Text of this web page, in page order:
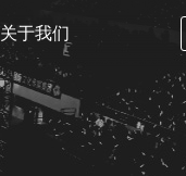
关于我们